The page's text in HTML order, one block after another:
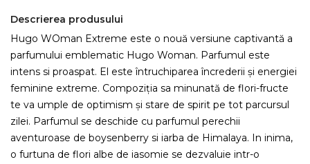
Descrierea produsului
Hugo WOman Extreme este o nouă versiune captivantă a
parfumului emblematic Hugo Woman. Parfumul este
intens si proaspat. El este întruchiparea încrederii și energiei
feminine extreme. Compoziția sa minunată de flori-fructe
te va umple de optimism și stare de spirit pe tot parcursul
zilei. Parfumul se deschide cu parfumul perechii
aventuroase de boysenberry si iarba de Himalaya. In inima,
o furtuna de flori albe de iasomie se dezvaluie intr-o